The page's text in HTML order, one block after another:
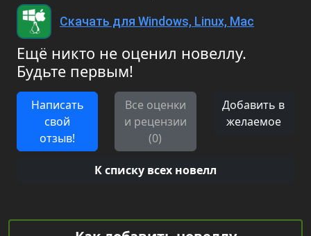
Скачать для Windows, Linux, Mac
Ещё никто не оценил новеллу.
Будьте первым!
Написать
свой
отзыв!
Все оценки
и рецензии
(0)
Добавить в
желаемое
К списку всех новелл